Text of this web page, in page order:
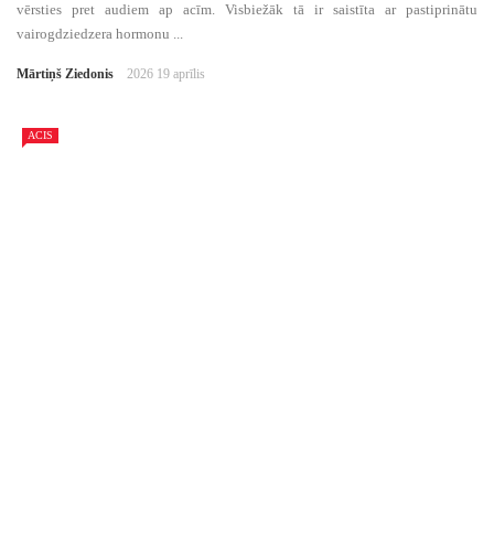
vērsties pret audiem ap acīm. Visbiežāk tā ir saistīta ar pastiprinātu
vairogdziedzera hormonu ...
Mārtiņš Ziedonis 2026 19 aprīlis
ACIS